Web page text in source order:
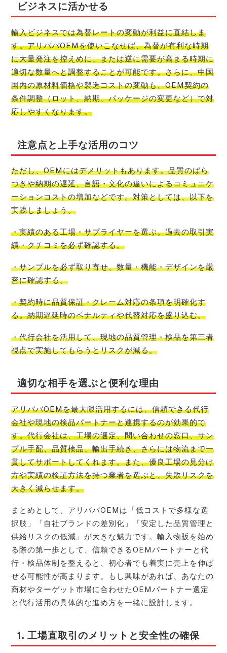
ビジネスに活かせる
輸入ビジネスでは為替レートの変動が利益に直結しま
す。アリババOEMを使いこなせば、為替が有利な時期
に大量発注を控えめに、または逆に需要が高まる時期に
適切な数量へと調整することが可能です。さらに、中国
国内の原材料価格や製造コストの変動も、OEM契約の
条件調整（ロット、納期、パッケージの変更など）で対
応しやすくなります。
注意点と上手な活用のコツ
ただし、OEMにはデメリットもあります。品質のばら
つきや納期の遅延、言語・文化の違いによるコミュニケ
ーションコストの増加などです。対策としては、以下を
実践しましょう。
・実績のある工場・サプライヤーを選ぶ。過去の取引実
績・クチコミを必ず確認する。
・サンプルを必ず取り寄せ、数量・機能・デザインを厳
密に確認する。
・契約時に品質保証・クレーム対応の条項を明確化す
る。納期遅延時のペナルティや代替対応を盛り込む。
・代行会社を活用して、現地の品質管理・検品を第三者
視点で実施してもらうとリスクが減る。
適切な相手を選ぶと便利な理由
アリババOEMを最大限活用するには、信頼できる代行
会社や現地の検品パートナーと連携するのが効果的で
す。代行会社は、工場の選定、問い合わせの窓口、サン
プル手配、品質検品、輸出手続き、さらには物流まで一
貫してサポートしてくれます。また、優良工場の見分け
方や実績の検証方法を持つ業者を選ぶと、失敗リスクを
大きく減らせます。
まとめとして、アリババOEMは「低コストで多様な選
択肢」「自社ブランドの差別化」「安定した品質管理と
供給リスクの低減」が大きな魅力です。輸入物販を始め
る際の第一歩として、信頼できるOEMパートナーと代
行・検品体制を整えると、初心者でも着実に売上を伸ば
せる可能性が高まります。もし興味があれば、あなたの
商材やターゲット市場に合わせたOEMパートナー選定
と代行活用の具体的な進め方を一緒に設計します。
1. 工場直取引のメリットと安全性の確保